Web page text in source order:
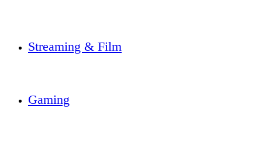
Streaming & Film
Gaming